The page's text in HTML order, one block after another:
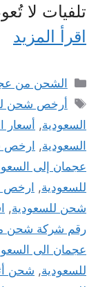
تلفيات لا
اقرأ المزيد
التصنيفات
الشحن من
الوسوم
أرخص شحن
السعودية, أسعار
السعودية, ارخص
عجمان إلى
للسعودية, ارخص
شحن للسعودية,
رقم شركة شحن
عجمان الى
للسعودية, شحن